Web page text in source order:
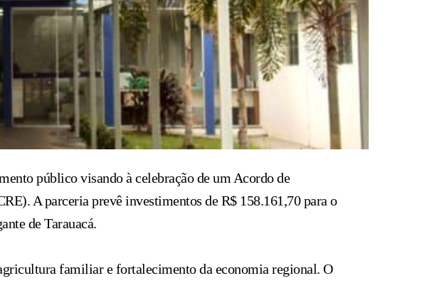
público visando à celebração de um Acordo de
A parceria prevê investimentos de R$ 158.161,70 para o
de Tarauacá.
familiar e fortalecimento da economia regional. O